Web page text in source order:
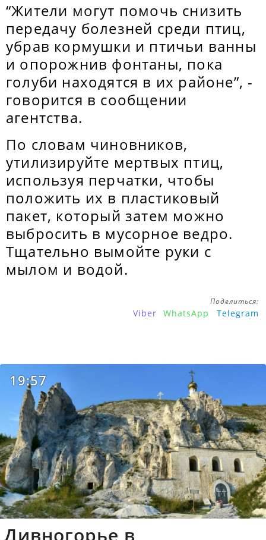
“Жители могут помочь снизить
передачу болезней среди птиц,
убрав кормушки и птичьи ванны
и опорожнив фонтаны, пока
голуби находятся в их районе”, -
говорится в сообщении
агентства.
По словам чиновников,
утилизируйте мертвых птиц,
используя перчатки, чтобы
положить их в пластиковый
пакет, который затем можно
выбросить в мусорное ведро.
Тщательно вымойте руки с
мылом и водой.
Поделиться:
Viber WhatsApp Telegram
19:57
Дивногорье в